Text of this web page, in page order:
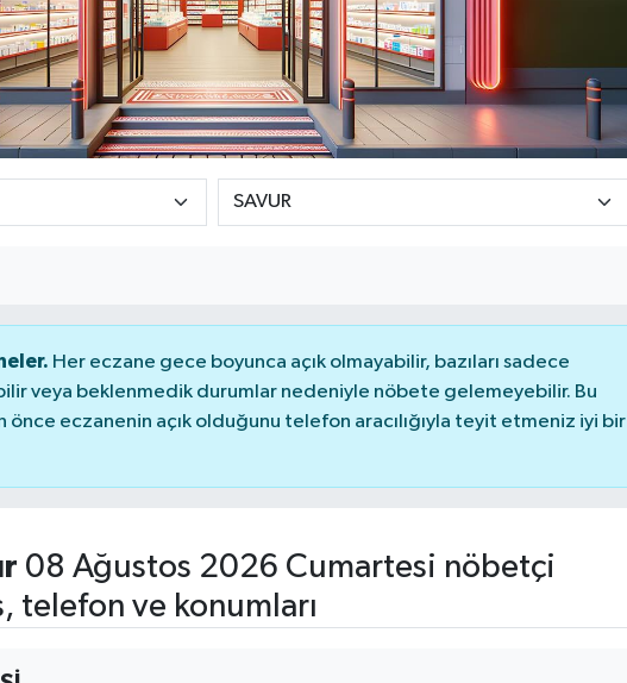
Her eczane gece boyunca açık olmayabilir, bazıları sadece
veya beklenmedik durumlar nedeniyle nöbete gelemeyebilir. Bu
önce eczanenin açık olduğunu telefon aracılığıyla teyit etmeniz iyi bir
08 Ağustos 2026 Cumartesi nöbetçi
telefon ve konumları